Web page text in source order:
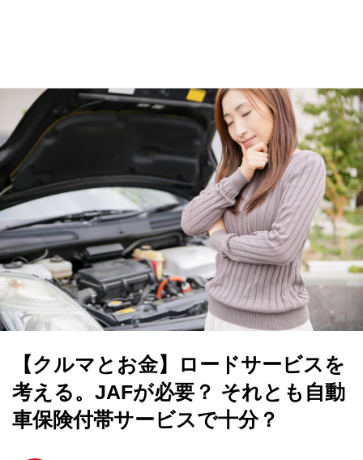
【クルマとお金】ロードサービスを
考える。JAFが必要？ それとも自動
車保険付帯サービスで十分？